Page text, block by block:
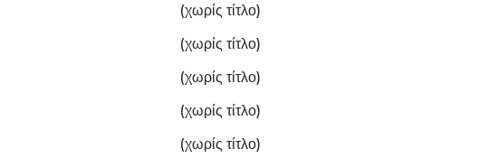
(χωρίς τίτλο)
(χωρίς τίτλο)
(χωρίς τίτλο)
(χωρίς τίτλο)
(χωρίς τίτλο)